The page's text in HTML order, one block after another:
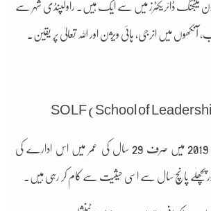
مینجنگ ڈائریکٹرز میں سے ایک ہیں۔ راولپنڈی شہر سے
میں انرجی، ہائی ویژن اور اللہ تعالیٰ پر یقین۔
SOLF (School of
کے ساتھ وابستہ ہیں اور 2019 میں صرف 29 سال کی عمر میں اس ادارے کی
اور پچھلے پانچ سال سے اسی حیثیت سے کام کر رہی ہیں۔